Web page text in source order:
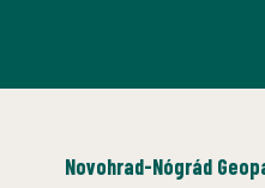
Novohrad-Nógrád